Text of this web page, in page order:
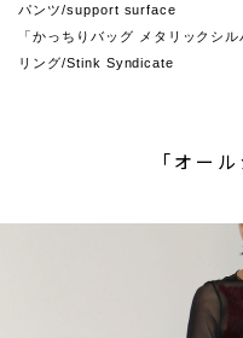
パンツ/support surface
「かっちりバッグ メタリックシ
リング/Stink Syndicate
「オー